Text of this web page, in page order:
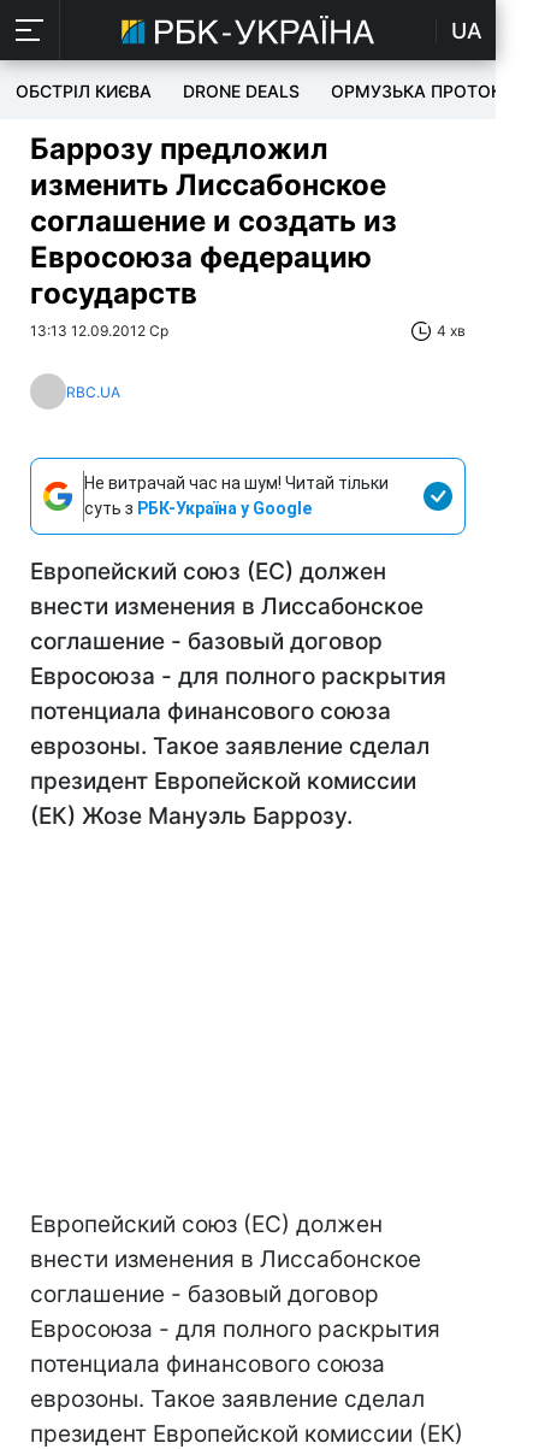
UA
ОБСТРІЛ КИЄВА DRONE DEALS ОРМУЗЬКА ПРОТОКА
Баррозу предложил
изменить Лиссабонское
соглашение и создать из
Евросоюза федерацию
государств
13:13 12.09.2012 Ср 4 хв
RBC.UA
Не витрачай час на шум! Читай тільки
суть з РБК-Україна у Google
Европейский союз (ЕС) должен
внести изменения в Лиссабонское
соглашение - базовый договор
Евросоюза - для полного раскрытия
потенциала финансового союза
еврозоны. Такое заявление сделал
президент Европейской комиссии
(ЕК) Жозе Мануэль Баррозу.
Европейский союз (ЕС) должен
внести изменения в Лиссабонское
соглашение - базовый договор
Евросоюза - для полного раскрытия
потенциала финансового союза
еврозоны. Такое заявление сделал
президент Европейской комиссии (ЕК)